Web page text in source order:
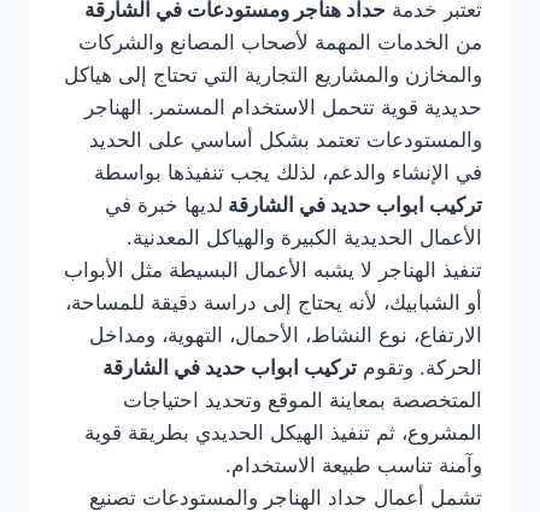
تعتبر خدمة حداد هناجر ومستودعات في الشارقة
من الخدمات المهمة لأصحاب المصانع والشركات
والمخازن والمشاريع التجارية التي تحتاج إلى هياكل
حديدية قوية تتحمل الاستخدام المستمر. الهناجر
والمستودعات تعتمد بشكل أساسي على الحديد
في الإنشاء والدعم، لذلك يجب تنفيذها بواسطة
تركيب ابواب حديد في الشارقة لديها خبرة في
الأعمال الحديدية الكبيرة والهياكل المعدنية.
تنفيذ الهناجر لا يشبه الأعمال البسيطة مثل الأبواب
أو الشبابيك، لأنه يحتاج إلى دراسة دقيقة للمساحة،
الارتفاع، نوع النشاط، الأحمال، التهوية، ومداخل
الحركة. وتقوم تركيب ابواب حديد في الشارقة
المتخصصة بمعاينة الموقع وتحديد احتياجات
المشروع، ثم تنفيذ الهيكل الحديدي بطريقة قوية
وآمنة تناسب طبيعة الاستخدام.
تشمل أعمال حداد الهناجر والمستودعات تصنيع